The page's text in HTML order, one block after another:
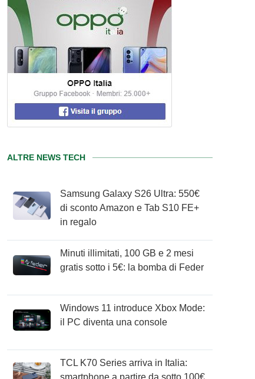
ALTRE NEWS TECH
Samsung Galaxy S26 Ultra: 550€
di sconto Amazon e Tab S10 FE+
in regalo
Minuti illimitati, 100 GB e 2 mesi
gratis sotto i 5€: la bomba di Feder
Windows 11 introduce Xbox Mode:
il PC diventa una console
TCL K70 Series arriva in Italia:
smartphone a partire da sotto 100€